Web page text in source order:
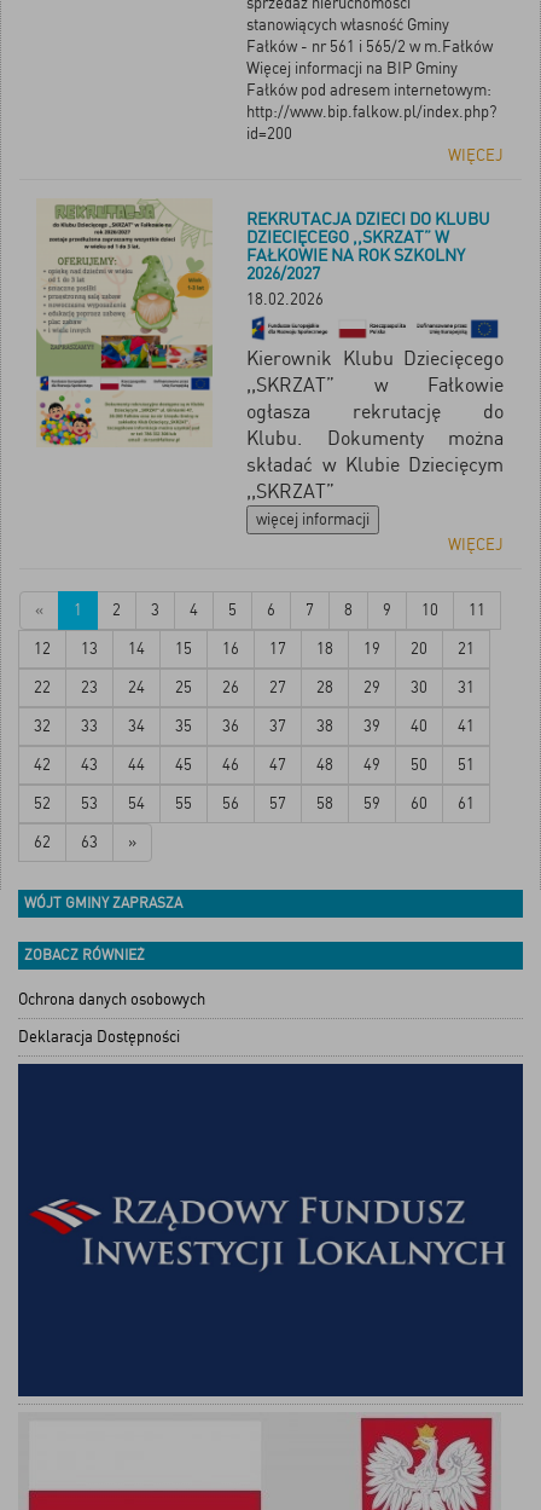
stanowiących własność Gminy
Fałków - nr 561 i 565/2 w m.Fałków
Więcej informacji na BIP Gminy
Fałków pod adresem internetowym:
http://www.bip.falkow.pl/index.php?
id=200
WIĘCEJ
REKRUTACJA DZIECI DO KLUBU
DZIECIĘCEGO ,,SKRZAT” W
FAŁKOWIE NA ROK SZKOLNY
2026/2027
18.02.2026
Kierownik Klubu Dziecięcego
,,SKRZAT” w Fałkowie
ogłasza rekrutację do
Klubu. Dokumenty można
składać w Klubie Dziecięcym
,,SKRZAT”
WIĘCEJ
« 1 2 3 4 5 6 7 8 9 10 11
12 13 14 15 16 17 18 19 20 21
22 23 24 25 26 27 28 29 30 31
32 33 34 35 36 37 38 39 40 41
42 43 44 45 46 47 48 49 50 51
52 53 54 55 56 57 58 59 60 61
62 63 »
WÓJT GMINY ZAPRASZA
ZOBACZ RÓWNIEŻ
Ochrona danych osobowych
Deklaracja Dostępności